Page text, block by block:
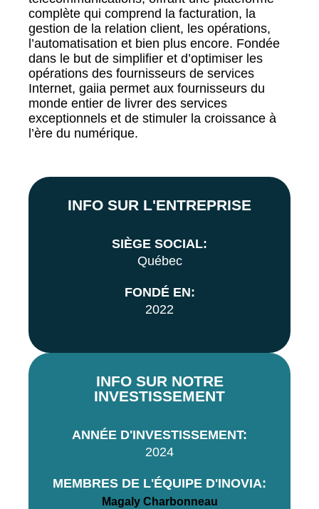
complète qui comprend la facturation, la
gestion de la relation client, les opérations,
l’automatisation et bien plus encore. Fondée
dans le but de simplifier et d’optimiser les
opérations des fournisseurs de services
Internet, gaiia permet aux fournisseurs du
monde entier de livrer des services
exceptionnels et de stimuler la croissance à
l’ère du numérique.
INFO SUR L'ENTREPRISE
SIÈGE SOCIAL:
Québec
FONDÉ EN:
2022
INFO SUR NOTRE
INVESTISSEMENT
ANNÉE D'INVESTISSEMENT:
2024
MEMBRES DE L'ÉQUIPE D'INOVIA:
Magaly Charbonneau